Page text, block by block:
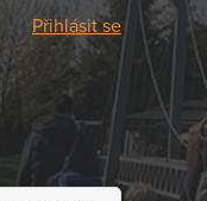
Přihlásit se